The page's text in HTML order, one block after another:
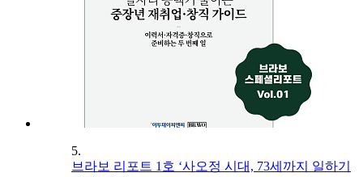
5.
브라보 리포트 1호 ‘사오정 시대, 73세까지 일하기